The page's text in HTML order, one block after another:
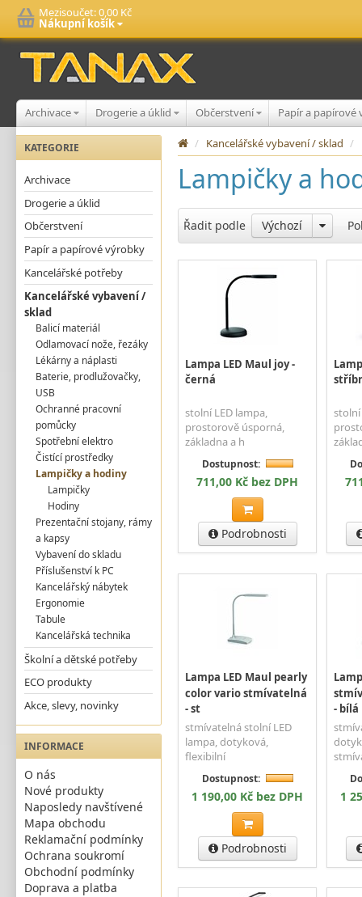
Mezisoučet:0,00 Kč
Nákupní košík
Archivace Drogerie a úklid Občerstvení Papír a
KATEGORIE
Archivace
Drogerie a úklid
Občerstvení
Papír a papírové výrobky
Kancelářské potřeby
Kancelářské vybavení /
sklad
Balicí materiál
Odlamovací nože, řezáky
Lékárny a náplasti
Baterie, prodlužovačky,
USB
Ochranné pracovní
pomůcky
Spotřební elektro
Čistící prostředky
Lampičky a hodiny
Lampičky
Hodiny
Prezentační stojany, rámy
a kapsy
Vybavení do skladu
Příslušenství k PC
Kancelářský nábytek
Ergonomie
Tabule
Kancelářská technika
Školní a dětské potřeby
ECO produkty
Akce, slevy, novinky
INFORMACE
O nás
Nové produkty
Naposledy navštívené
Mapa obchodu
Reklamační podmínky
Ochrana soukromí
Obchodní podmínky
Doprava a platba
/ Kancelářské vybavení / sklad /
Lampičky a
Řadit podle Výchozí
Lampa LED Maul joy -
černá
stolní LED lampa,
prostorově úsporná,
základna a h
Dostupnost:
711,00 Kč bez DPH
Podrobnosti
stolní
Lampa LED Maul pearly
color vario stmívatelná
- st
stmívatelná stolní LED
lampa, dotyková,
flexibilní
Dostupnost:
1 190,00 Kč bez DPH
Podrobnosti
- bílá
1